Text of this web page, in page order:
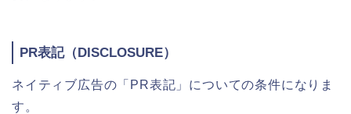
PR表記（DISCLOSURE）
ネイティブ広告の「PR表記」についての条件になりま
す。